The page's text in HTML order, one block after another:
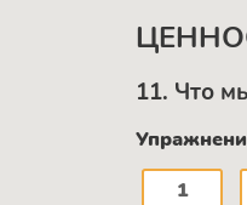
11. Что
1